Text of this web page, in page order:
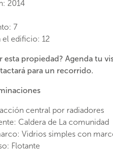
: 2014
: 7
el edificio: 12
esta propiedad? Agenda tu
para un recorrido.
central por radiadores
: Caldera de La comunidad
: Vidrios simples con
: Flotante